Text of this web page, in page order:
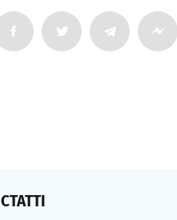
СТАТТІ